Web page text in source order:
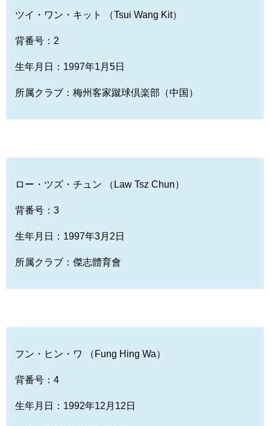
ツイ・ワン・キット （Tsui Wang Kit）
背番号：2
生年月日：1997年1月5日
所属クラブ：梅州客家蹴球倶楽部（中国）
ロー・ツズ・チュン （Law Tsz Chun）
背番号：3
生年月日：1997年3月2日
所属クラブ：傑志體育會
フン・ヒン・ワ （Fung Hing Wa）
背番号：4
生年月日：1992年12月12日